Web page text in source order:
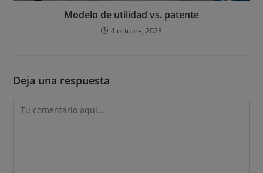
Modelo de utilidad vs. patente
4 octubre, 2023
Deja una respuesta